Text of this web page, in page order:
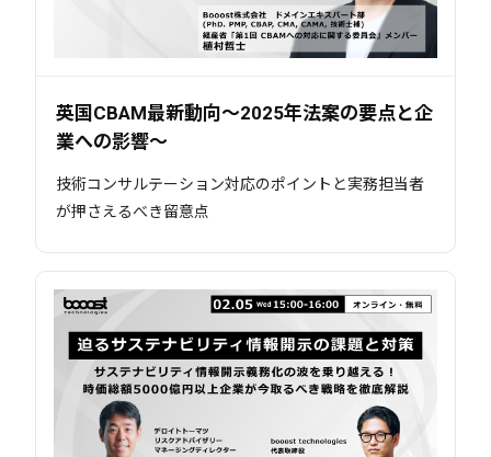
英国CBAM最新動向～2025年法案の要点と企
業への影響～
技術コンサルテーション対応のポイントと実務担当者
が押さえるべき留意点